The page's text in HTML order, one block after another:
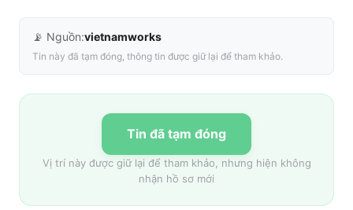
📡 Nguồn:vietnamworks
Tin này đã tạm đóng, thông tin được giữ lại để tham khảo.
Tin đã tạm đóng
Vị trí này được giữ lại để tham khảo, nhưng hiện không
nhận hồ sơ mới